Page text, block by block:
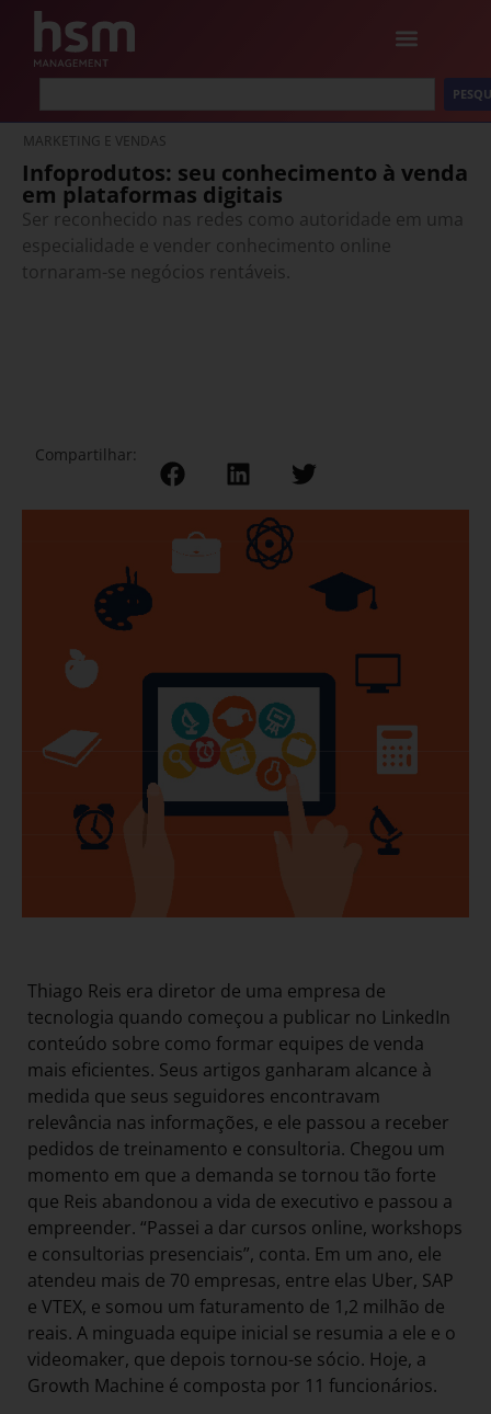
MARKETING E VENDAS
Infoprodutos: seu conhecimento à venda
em plataformas digitais
Ser reconhecido nas redes como autoridade em uma
especialidade e vender conhecimento online
tornaram-se negócios rentáveis.
Compartilhar:
Thiago Reis era diretor de uma empresa de
tecnologia quando começou a publicar no LinkedIn
conteúdo sobre como formar equipes de venda
mais eficientes. Seus artigos ganharam alcance à
medida que seus seguidores encontravam
relevância nas informações, e ele passou a receber
pedidos de treinamento e consultoria. Chegou um
momento em que a demanda se tornou tão forte
que Reis abandonou a vida de executivo e passou a
empreender. “Passei a dar cursos online, workshops
e consultorias presenciais”, conta. Em um ano, ele
atendeu mais de 70 empresas, entre elas Uber, SAP
e VTEX, e somou um faturamento de 1,2 milhão de
reais. A minguada equipe inicial se resumia a ele e o
videomaker, que depois tornou-se sócio. Hoje, a
Growth Machine é composta por 11 funcionários.